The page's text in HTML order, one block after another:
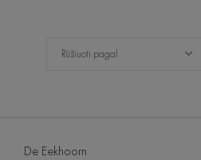
Rūšiuoti pagal
De Eekhoorn